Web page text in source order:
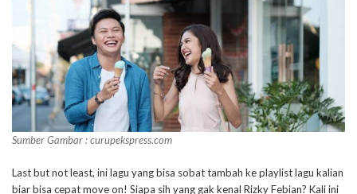
Sumber Gambar : curupekspress.com
Last but not least, ini lagu yang bisa sobat tambah ke playlist lagu kalian
biar bisa cepat move on! Siapa sih yang gak kenal Rizky Febian? Kali ini